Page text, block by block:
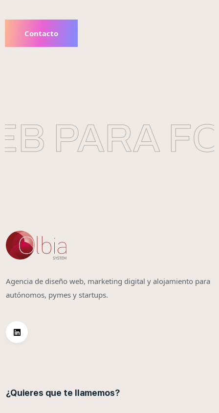
Contacto
PARA
Agencia de diseño web, marketing digital y alojamiento para
autónomos, pymes y startups.
¿Quieres que te llamemos?